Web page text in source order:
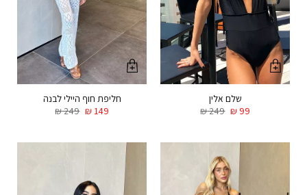
שלם אלין
₪249 ₪99
חליפת חוף היילי לבנה
₪249 ₪149